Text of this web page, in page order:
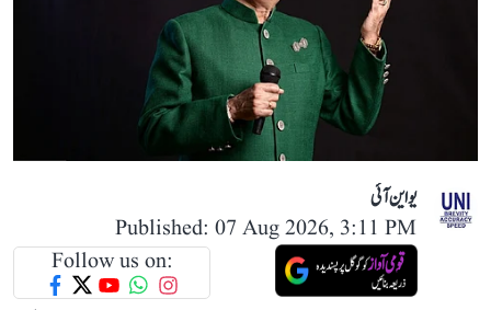
یو این آئی
Published: 07 Aug 2026, 3:11 PM
Follow us on: